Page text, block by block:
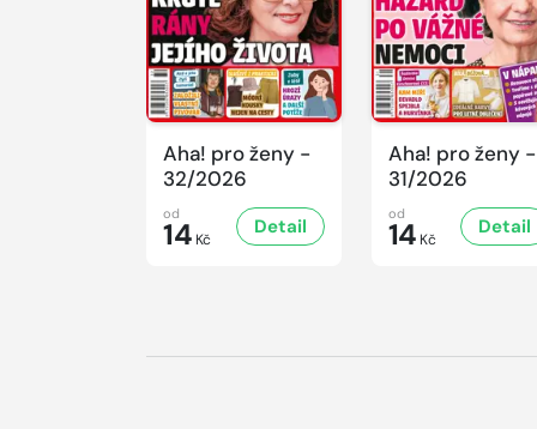
Aha! pro ženy -
32/2026
od
14 Kč
Detail
Aha! pro ženy -
31/2026
od
14 Kč
Detail